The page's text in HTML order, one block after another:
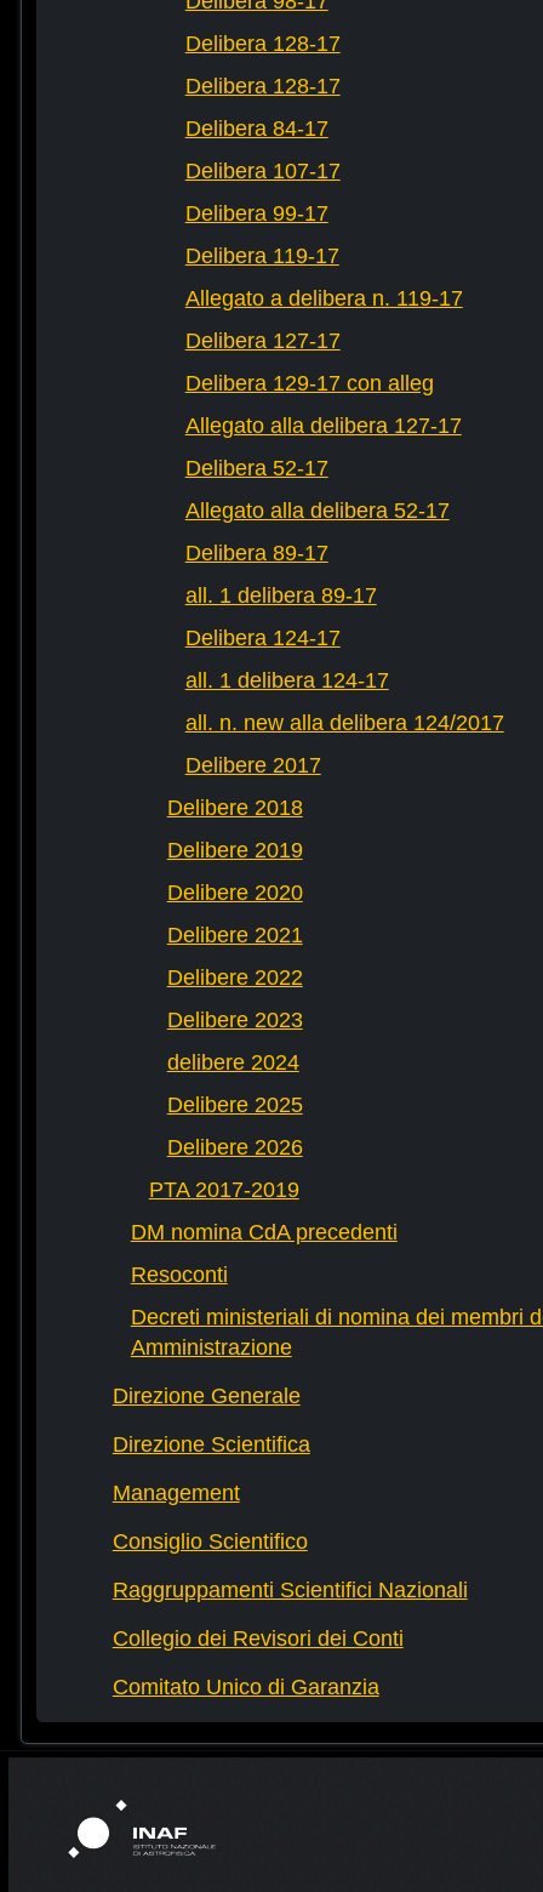
Delibera 128-17
Delibera 128-17
Delibera 84-17
Delibera 107-17
Delibera 99-17
Delibera 119-17
Allegato a delibera n. 119-17
Delibera 127-17
Delibera 129-17 con alleg
Allegato alla delibera 127-17
Delibera 52-17
Allegato alla delibera 52-17
Delibera 89-17
all. 1 delibera 89-17
Delibera 124-17
all. 1 delibera 124-17
all. n. new alla delibera 124/2017
Delibere 2017
Delibere 2018
Delibere 2019
Delibere 2020
Delibere 2021
Delibere 2022
Delibere 2023
delibere 2024
Delibere 2025
Delibere 2026
PTA 2017-2019
DM nomina CdA precedenti
Resoconti
Decreti ministeriali di nomina dei membri
Amministrazione
Direzione Generale
Direzione Scientifica
Management
Consiglio Scientifico
Raggruppamenti Scientifici Nazionali
Collegio dei Revisori dei Conti
Comitato Unico di Garanzia